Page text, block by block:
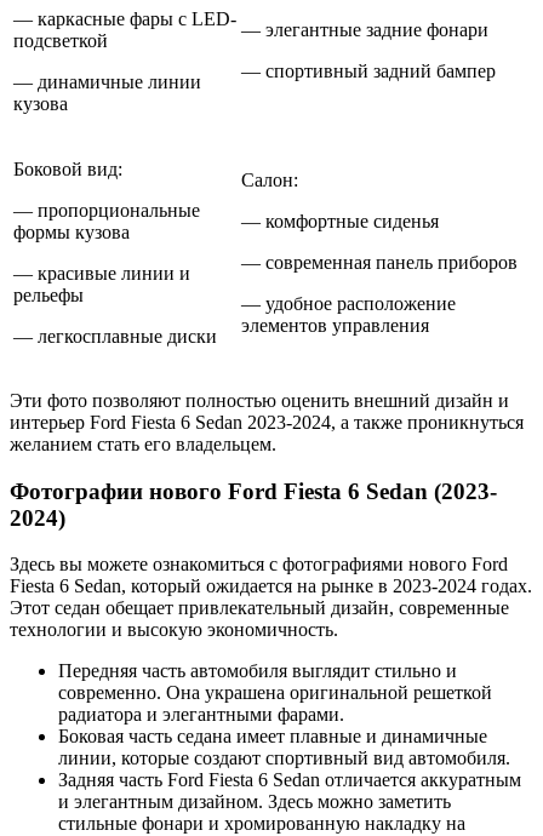
— каркасные фары с LED-
подсветкой
— динамичные линии
кузова
— элегантные задние фонари
— спортивный задний бампер
Боковой вид:
— пропорциональные
формы кузова
— красивые линии и
рельефы
— легкосплавные диски
Салон:
— комфортные сиденья
— современная панель приборов
— удобное расположение
элементов управления
Эти фото позволяют полностью оценить внешний дизайн и
интерьер Ford Fiesta 6 Sedan 2023-2024, а также проникнуться
желанием стать его владельцем.
Фотографии нового Ford Fiesta 6 Sedan (2023-
2024)
Здесь вы можете ознакомиться с фотографиями нового Ford
Fiesta 6 Sedan, который ожидается на рынке в 2023-2024 годах.
Этот седан обещает привлекательный дизайн, современные
технологии и высокую экономичность.
Передняя часть автомобиля выглядит стильно и
современно. Она украшена оригинальной решеткой
радиатора и элегантными фарами.
Боковая часть седана имеет плавные и динамичные
линии, которые создают спортивный вид автомобиля.
Задняя часть Ford Fiesta 6 Sedan отличается аккуратным
и элегантным дизайном. Здесь можно заметить
стильные фонари и хромированную накладку на